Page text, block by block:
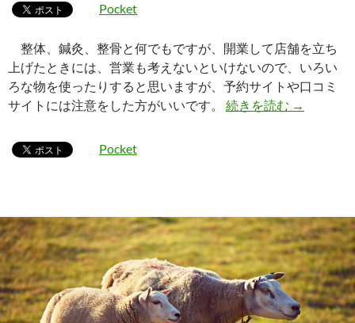
Pocket
整体、鍼灸、整骨と何でもですが、開業して店舗を立ち
上げたときには、営業も考えないといけないので、いろい
ろな物を使ったりすると思いますが、予約サイトや口コミ
サイトには注意をした方がいいです。 続きを読む 整体院、
→
Pocket